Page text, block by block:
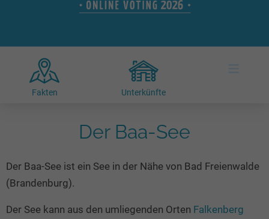
Radtouren am See
Kitesurfen
Kanu- & Kajaktouren
Badeseen in Deutschland
Romantik Hotels
Urlaub an der Küste
Unterkünfte
Hotels am See
Ferienwohnungen
Kanu- & Kajak-Urlaub
Wanderurlaub
Bikeurlaub
Camping am See
Top-Hotels
Wellness-Hotels
Biohotels
Ausgefallenes
Seen in Deutschland
Seen in Europa
Überwachte Badestellen
Unsere See-Highlights
Deutschlands schönste Seen
Top Seen nach Bundesländern
Fakten Unterkünfte
Der Baa-See
Der Baa-See ist ein See in der Nähe von Bad Freienwalde
(Brandenburg).
Der See kann aus den umliegenden Orten Falkenberg